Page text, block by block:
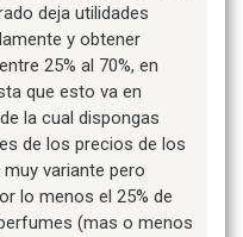
deja utilidades
y obtener
25% al 70%, en
que esto va en
la cual dispongas
de los precios de los
variante pero
lo menos el 25% de
(mas o menos